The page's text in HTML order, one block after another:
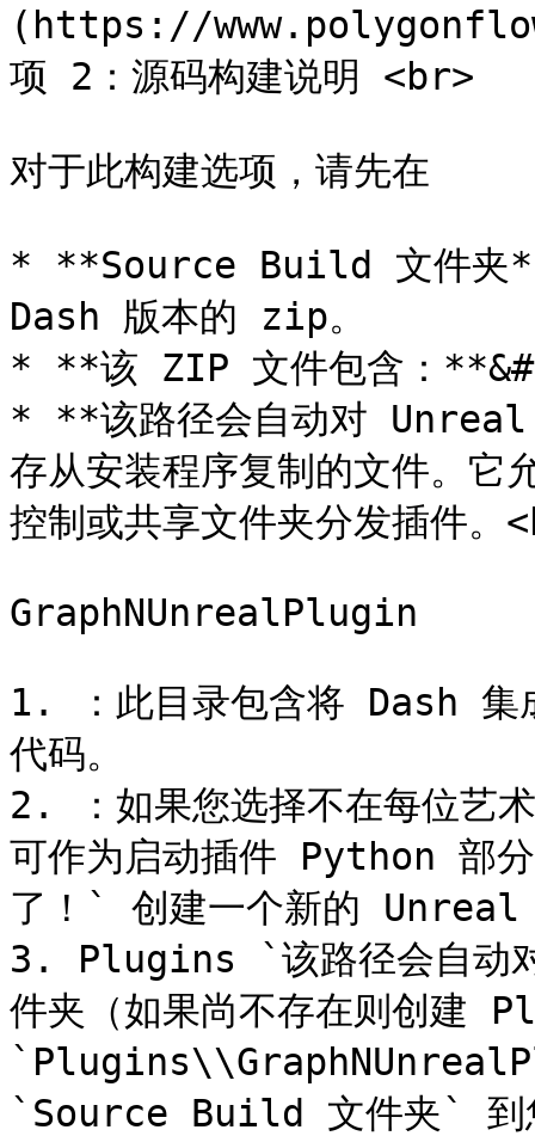
(https://
项 2：源码构建说明 <br>
对于此构建选项，请先在
* **Source Build 文件夹**
Dash 版本的 zip。
* **该 ZIP 文件包含：
* **该路径会自动对
存从安装程序复制的文件。它
控制或共享文件夹分发插件。
GraphNUnrealPlugin
1. ：此目录包含将 Dash 集
代码。
2. ：如果您选择不在每位艺
可作为启动插件 Python 部
了！` 创建一个新的 Unreal
3. Plugins `该路径会自
件夹（如果尚不存在则创建
`Source Build 文件夹` 到